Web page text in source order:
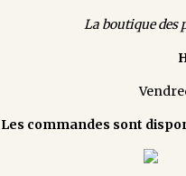
La boutique des
Les commandes sont